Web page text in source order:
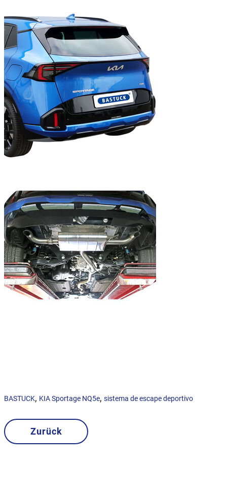
BASTUCK, KIA Sportage NQ5e, sistema de escape deportivo
Zurück